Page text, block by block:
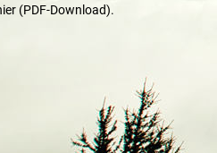
(PDF-Download).